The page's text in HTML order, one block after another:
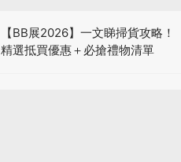
【BB展2026】一文睇掃貨攻略！
精選抵買優惠＋必搶禮物清單